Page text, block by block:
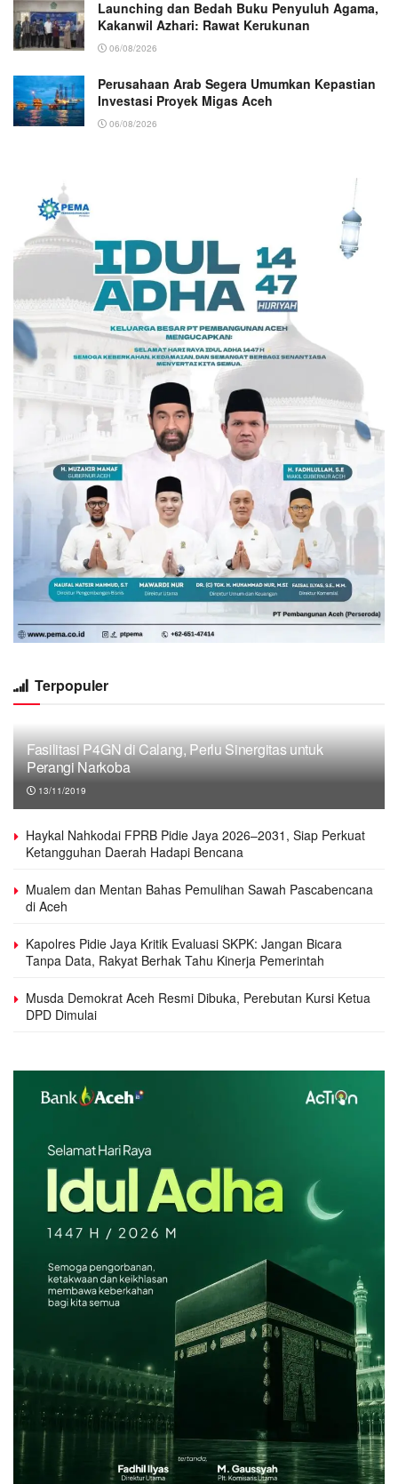
Launching dan Bedah Buku Penyuluh Agama,
Kakanwil Azhari: Rawat Kerukunan
06/08/2026
Perusahaan Arab Segera Umumkan Kepastian
Investasi Proyek Migas Aceh
06/08/2026
Terpopuler
Fasilitasi P4GN di Calang, Perlu Sinergitas untuk
Perangi Narkoba
13/11/2019
Haykal Nahkodai FPRB Pidie Jaya 2026–2031, Siap Perkuat
Ketangguhan Daerah Hadapi Bencana
Mualem dan Mentan Bahas Pemulihan Sawah Pascabencana
di Aceh
Kapolres Pidie Jaya Kritik Evaluasi SKPK: Jangan Bicara
Tanpa Data, Rakyat Berhak Tahu Kinerja Pemerintah
Musda Demokrat Aceh Resmi Dibuka, Perebutan Kursi Ketua
DPD Dimulai